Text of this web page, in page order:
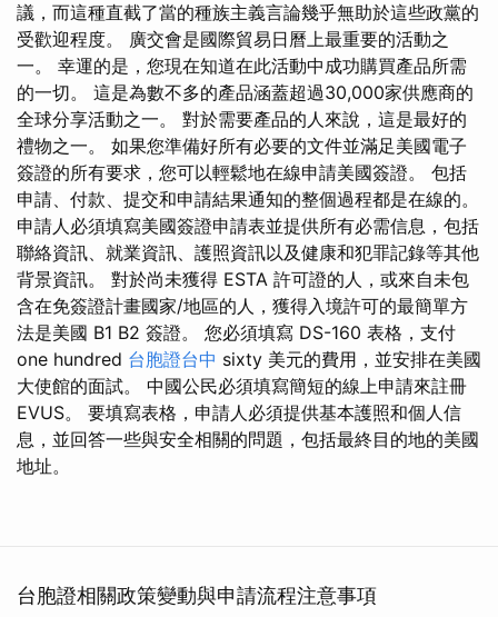
議，而這種直截了當的種族主義言論幾乎無助於這些政黨的
受歡迎程度。 廣交會是國際貿易日曆上最重要的活動之
一。 幸運的是，您現在知道在此活動中成功購買產品所需
的一切。 這是為數不多的產品涵蓋超過30,000家供應商的
全球分享活動之一。 對於需要產品的人來說，這是最好的
禮物之一。 如果您準備好所有必要的文件並滿足美國電子
簽證的所有要求，您可以輕鬆地在線申請美國簽證。 包括
申請、付款、提交和申請結果通知的整個過程都是在線的。
申請人必須填寫美國簽證申請表並提供所有必需信息，包括
聯絡資訊、就業資訊、護照資訊以及健康和犯罪記錄等其他
背景資訊。 對於尚未獲得 ESTA 許可證的人，或來自未包
含在免簽證計畫國家/地區的人，獲得入境許可的最簡單方
法是美國 B1 B2 簽證。 您必須填寫 DS-160 表格，支付
one hundred 台胞證台中 sixty 美元的費用，並安排在美國
大使館的面試。 中國公民必須填寫簡短的線上申請來註冊
EVUS。 要填寫表格，申請人必須提供基本護照和個人信
息，並回答一些與安全相關的問題，包括最終目的地的美國
地址。
台胞證相關政策變動與申請流程注意事項